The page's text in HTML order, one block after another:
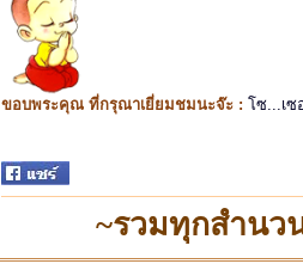
ขอบพระคุณ ที่กรุณาเยี่ยมชมนะจ๊ะ : โซ...เซ
~รวมทุกสำนว